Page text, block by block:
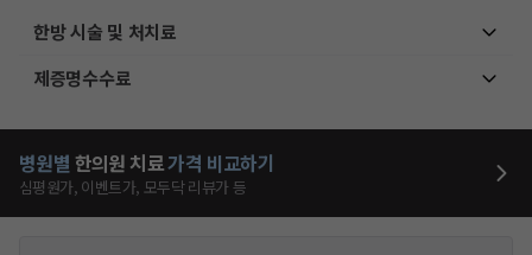
한방 시술 및 처치료
제증명수수료
병원별 한의원 치료가격 비교하기
심평원가, 이벤트가, 모두닥 리뷰가 등